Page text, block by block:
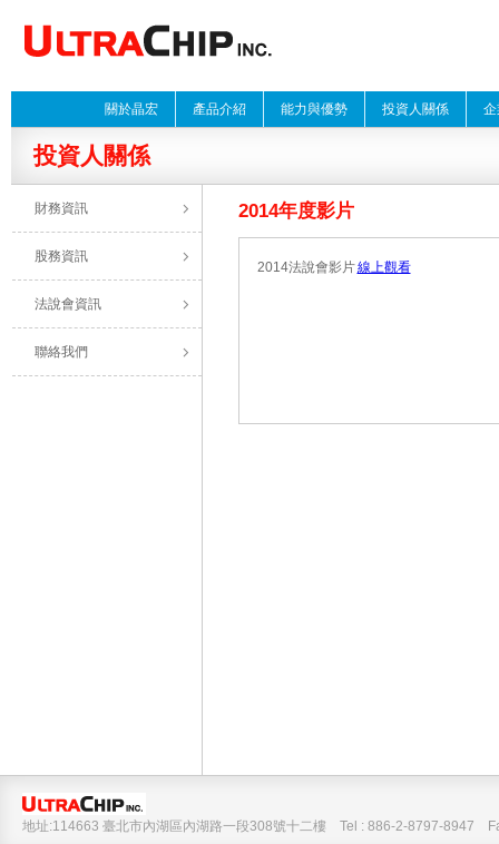
關於晶宏 產品介紹 能力與優勢 投資人關係
投資人關係
財務資訊
股務資訊
法說會資訊
聯絡我們
2014年度影片
2014法說會影片線上觀看
地址:114663 臺北市內湖區內湖路一段308號十二樓 Tel : 886-2-8797-8947